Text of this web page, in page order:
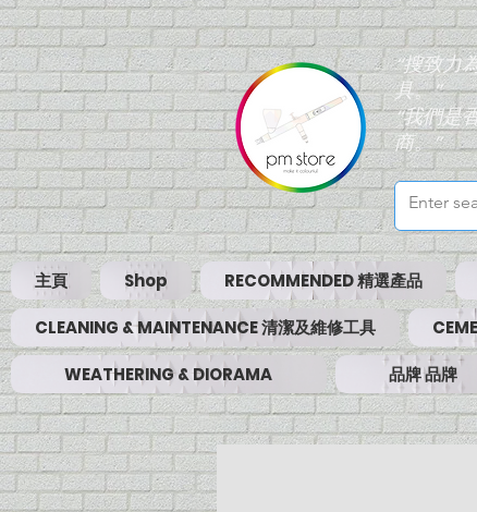
“搜致力
具。”
“我們是
商。”
主頁 Shop RECOMMENDED 精選產品
CLEANING & MAINTENANCE 清潔及維修工具
WEATHERING & DIORAMA 品牌 品牌